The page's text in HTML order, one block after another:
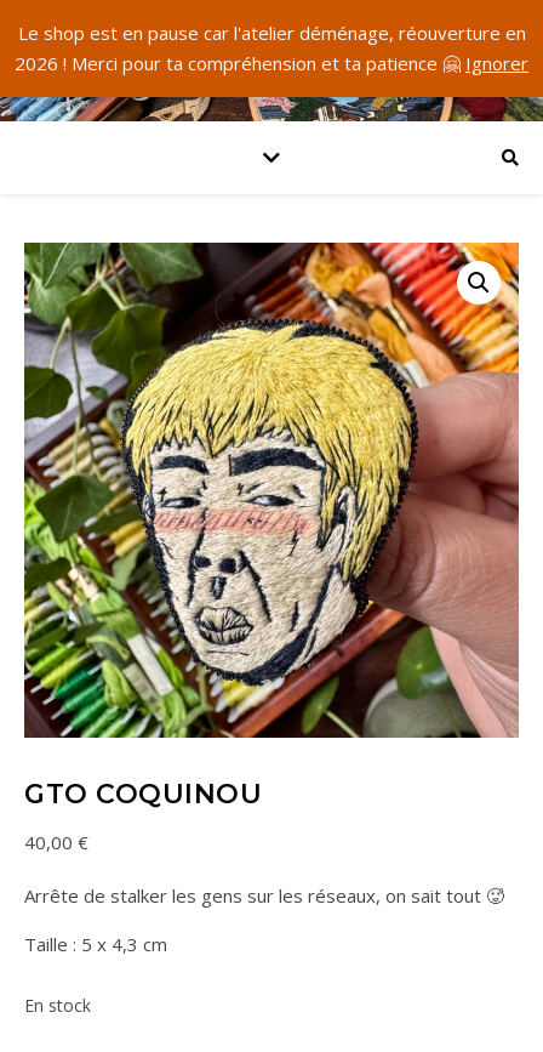
Le shop est en pause car l'atelier déménage, réouverture en
2026 ! Merci pour ta compréhension et ta patience 🤗 Ignorer
GTO COQUINOU
40,00 €
Arrête de stalker les gens sur les réseaux, on sait tout 🥵
Taille : 5 x 4,3 cm
En stock